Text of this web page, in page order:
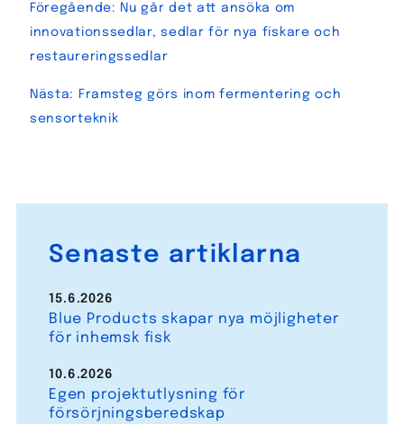
Föregående: Nu går det att ansöka om
innovationssedlar, sedlar för nya fiskare och
restaureringssedlar
Nästa:
Framsteg görs inom fermentering och
sensorteknik
Senaste artiklarna
Blue Products skapar nya möjligheter
för inhemsk fisk
15.6.2026
Egen projektutlysning för
försörjningsberedskap
10.6.2026